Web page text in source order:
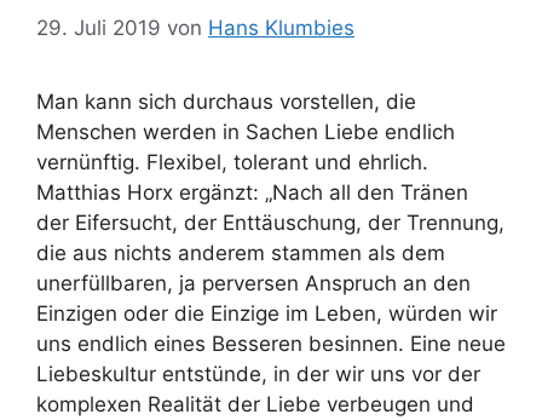
29. Juli 2019 von Hans Klumbies
Man kann sich durchaus vorstellen, die
Menschen werden in Sachen Liebe endlich
vernünftig. Flexibel, tolerant und ehrlich.
Matthias Horx ergänzt: „Nach all den Tränen
der Eifersucht, der Enttäuschung, der Trennung,
die aus nichts anderem stammen als dem
unerfüllbaren, ja perversen Anspruch an den
Einzigen oder die Einzige im Leben, würden wir
uns endlich eines Besseren besinnen. Eine neue
Liebeskultur entstünde, in der wir uns vor der
komplexen Realität der Liebe verbeugen und